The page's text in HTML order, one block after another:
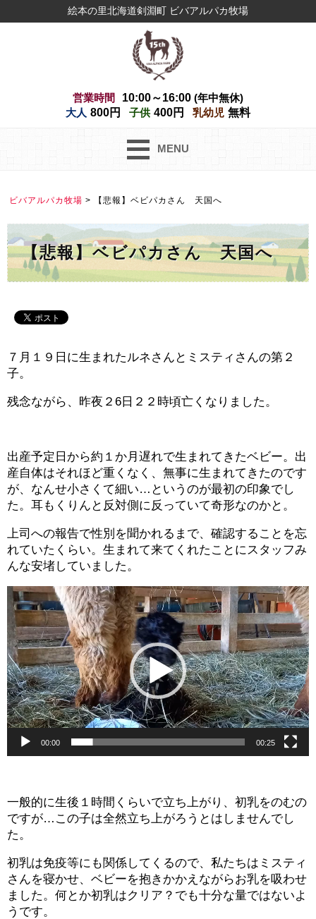
絵本の里北海道剣淵町 ビバアルパカ牧場
営業時間 10:00～16:00 (年中無休)
大人 800円 子供 400円 乳幼児 無料
MENU
ビバアルパカ牧場 > 【悲報】ベビパカさん 天国へ
【悲報】ベビパカさん 天国へ
７月１９日に生まれたルネさんとミスティさんの第２
子。
残念ながら、昨夜２6日２２時頃亡くなりました。
出産予定日から約１か月遅れで生まれてきたベビー。出
産自体はそれほど重くなく、無事に生まれてきたのです
が、なんせ小さくて細い…というのが最初の印象でし
た。耳もくりんと反対側に反っていて奇形なのかと。
上司への報告で性別を聞かれるまで、確認することを忘
れていたくらい。生まれて来てくれたことにスタッフみ
んな安堵していました。
動
画
プ
レ
ー
ヤ
ー
00:00 00:25
一般的に生後１時間くらいで立ち上がり、初乳をのむの
ですが…この子は全然立ち上がろうとはしませんでし
た。
初乳は免疫等にも関係してくるので、私たちはミスティ
さんを寝かせ、ベビーを抱きかかえながらお乳を吸わせ
ました。何とか初乳はクリア？でも十分な量ではないよ
うです。